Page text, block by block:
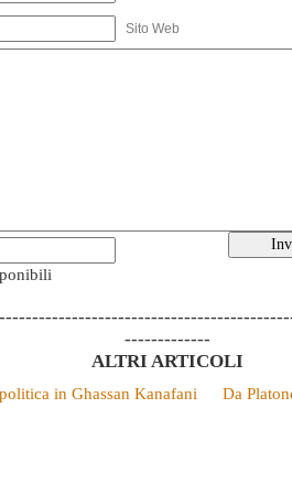
Sito Web
-------------
ALTRI ARTICOLI
in Ghassan Kanafani Da